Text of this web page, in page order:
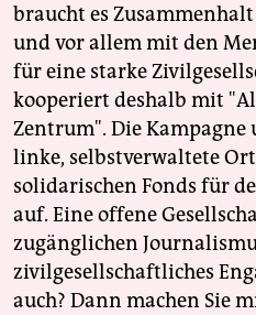
braucht es
und vor allem mit den
für eine starke
kooperiert deshalb mit
Zentrum". Die
linke, selbstverwaltete
solidarischen Fonds für
auf. Eine offene
zugänglichen
zivilgesellschaftliches
auch? Dann machen Sie